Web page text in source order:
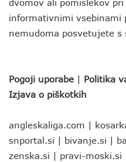
dvomov ali pomislekov
informativnimi vsebinami
nemudoma posvetujete s
Pogoji uporabe | Politika
Izjava o piškotkih
angleskaliga.com |
snportal.si | bivanje.si |
zenska.si | pravi-moski.si